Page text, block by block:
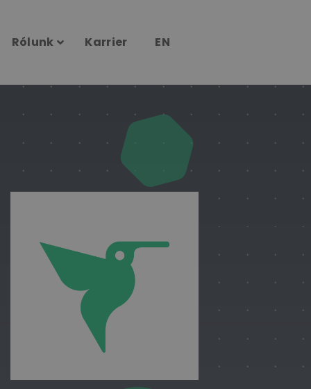
Rólunk Karrier EN